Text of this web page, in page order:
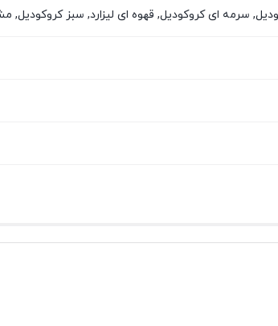
سرمه ای کروکودیل, قهوه ای لیزارد, سبز کروکودیل,